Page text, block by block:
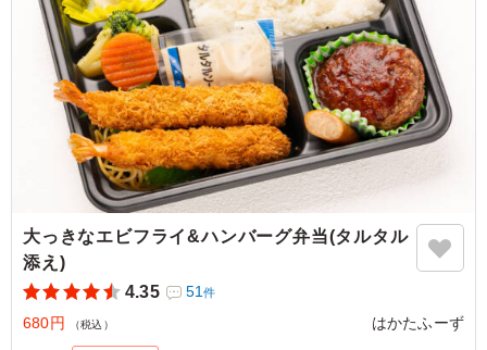
大っきなエビフライ&ハンバーグ弁当(タルタル
添え)
4.35
51件
680円 （税込） はかたふーず